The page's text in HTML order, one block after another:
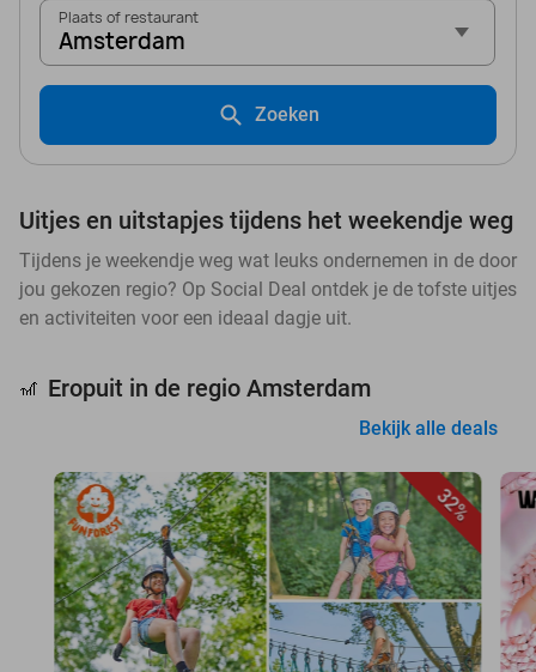
Plaats of restaurant
Amsterdam
Zoeken
Uitjes en uitstapjes tijdens het weekendje weg
Tijdens je weekendje weg wat leuks ondernemen in de door
jou gekozen regio? Op Social Deal ontdek je de tofste uitjes
en activiteiten voor een ideaal dagje uit.
🎢 Eropuit in de regio Amsterdam
Bekijk alle deals
32%